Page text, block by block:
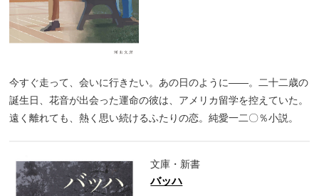
今すぐ走って、会いに行きたい。あの日のように――。二十二歳の
誕生日、花音が出会った運命の彼は、アメリカ留学を控えていた。
遠く離れても、熱く思い続けるふたりの恋。純愛一二〇％小説。
文庫・新書
バッハ